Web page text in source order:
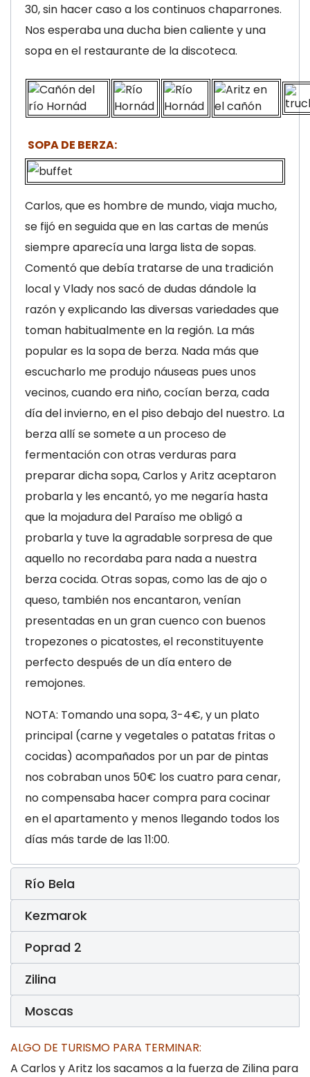
30, sin hacer caso a los continuos chaparrones.
Nos esperaba una ducha bien caliente y una
sopa en el restaurante de la discoteca.
SOPA DE BERZA:
Carlos, que es hombre de mundo, viaja mucho,
se fijó en seguida que en las cartas de menús
siempre aparecía una larga lista de sopas.
Comentó que debía tratarse de una tradición
local y Vlady nos sacó de dudas dándole la
razón y explicando las diversas variedades que
toman habitualmente en la región. La más
popular es la sopa de berza. Nada más que
escucharlo me produjo náuseas pues unos
vecinos, cuando era niño, cocían berza, cada
día del invierno, en el piso debajo del nuestro. La
berza allí se somete a un proceso de
fermentación con otras verduras para
preparar dicha sopa, Carlos y Aritz aceptaron
probarla y les encantó, yo me negaría hasta
que la mojadura del Paraíso me obligó a
probarla y tuve la agradable sorpresa de que
aquello no recordaba para nada a nuestra
berza cocida. Otras sopas, como las de ajo o
queso, también nos encantaron, venían
presentadas en un gran cuenco con buenos
tropezones o picatostes, el reconstituyente
perfecto después de un día entero de
remojones.
NOTA: Tomando una sopa, 3-4€, y un plato
principal (carne y vegetales o patatas fritas o
cocidas) acompañados por un par de pintas
nos cobraban unos 50€ los cuatro para cenar,
no compensaba hacer compra para cocinar
en el apartamento y menos llegando todos los
días más tarde de las 11:00.
Río Bela
Kezmarok
Poprad 2
Zilina
Moscas
ALGO DE TURISMO PARA TERMINAR:
A Carlos y Aritz los sacamos a la fuerza de Zilina para